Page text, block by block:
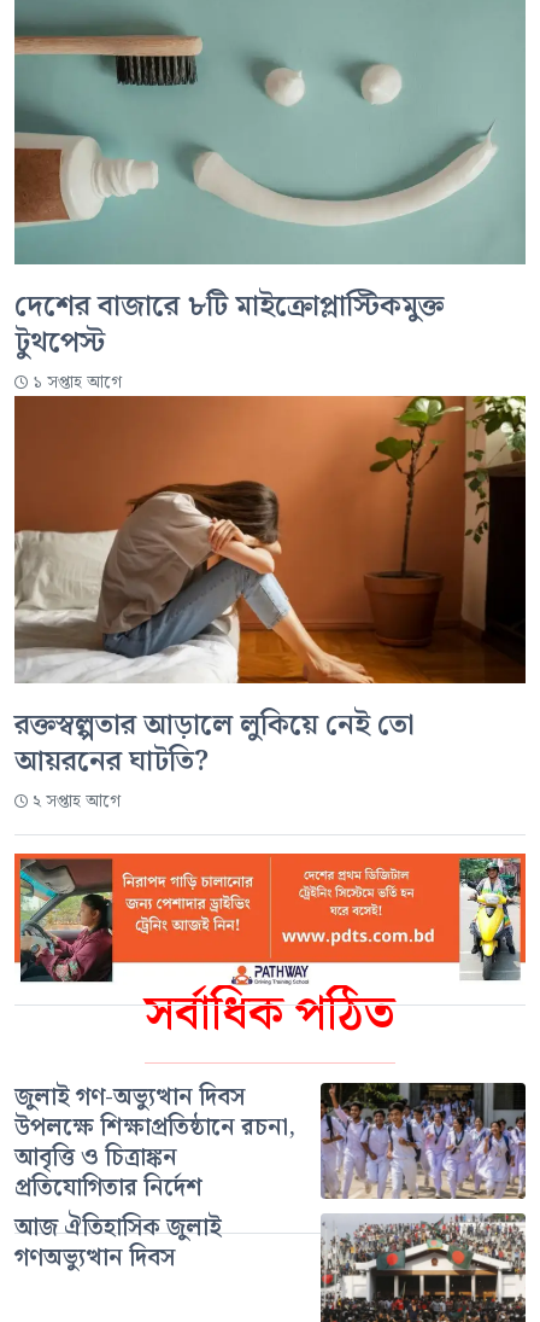
সর্বাধিক পঠিত
জুলাই গণ-অভ্যুত্থান দিবস
উপলক্ষে শিক্ষাপ্রতিষ্ঠানে রচনা,
আবৃত্তি ও চিত্রাঙ্কন
প্রতিযোগিতার নির্দেশ
আজ ঐতিহাসিক জুলাই
গণঅভ্যুত্থান দিবস
দেশের বাজারে ৮টি মাইক্রোপ্লাস্টিকমুক্ত
টুথপেস্ট
১ সপ্তাহ আগে
রক্তস্বল্পতার আড়ালে লুকিয়ে নেই তো
আয়রনের ঘাটতি?
২ সপ্তাহ আগে